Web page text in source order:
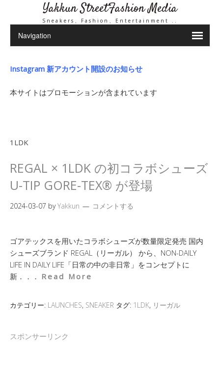
Yakkun StreetFashion Media
Sneakers、Fashion、Entertainment ..
Instagram 新アカウント開設のお知らせ
本サイトはプロモーションが含まれています
1LDK
REGAL × 1LDK の初コラボシューズ
U-TIP GORE-TEX® が登場
2024-03-07 byYakkun コメントする
ゴアテックスを用いたコラボシューズが数量限定発売 国内
シューズブランド REGAL（リーガル） から、NON-DAILY
LIFE IN DAILY LIFE「日常の中の非日常」をコンセプトに
新．．． Read More
カテゴリー: LAUNCHES, SNEAKER タグ: 1LDK, リーガル
スポンサーリンク